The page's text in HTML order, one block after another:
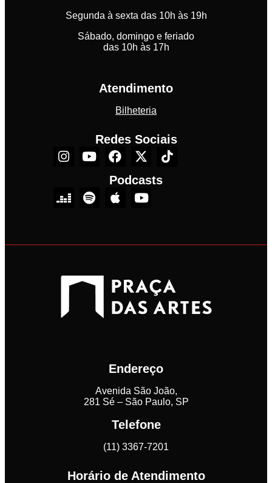
Segunda à sexta das 10h às 19h
Sábado, domingo e feriado
das 10h às 17h
Atendimento
Bilheteria
Redes Sociais
Podcasts
Endereço
Avenida São João,
281 Sé – São Paulo, SP
Telefone
(11) 3367-7201
Horário de Atendimento